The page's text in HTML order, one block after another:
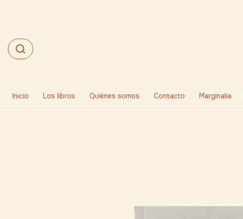
Inicio Los libros Quiénes somos Contacto Marginalia